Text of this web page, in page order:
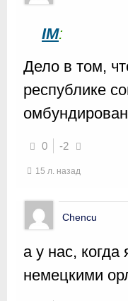
IM:
Дело в том,
республике
0 -2
15 л. назад
Chencu
а у нас,
немецкими